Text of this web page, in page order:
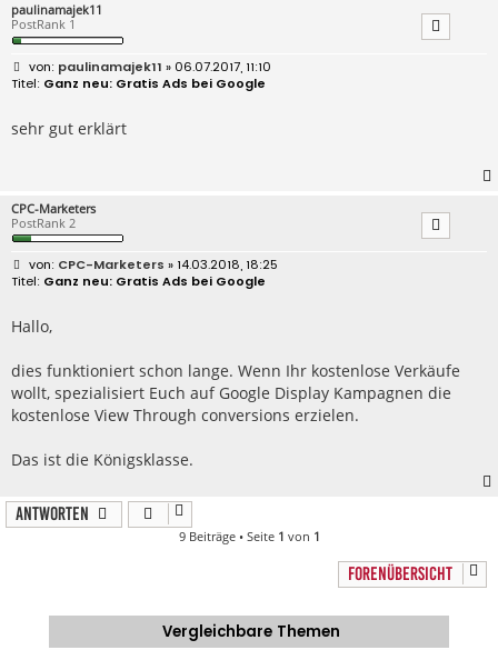
paulinamajek11
PostRank 1
B
e
r
a
paulinamajek11 » 06.07.2017, 11:10
Ganz neu: Gratis Ads bei Google
sehr gut erklärt
CPC-Marketers
PostRank 2
B
e
r
a
CPC-Marketers » 14.03.2018, 18:25
Ganz neu: Gratis Ads bei Google
Hallo,
dies funktioniert schon lange. Wenn Ihr kostenlose Verkäufe
wollt, spezialisiert Euch auf Google Display Kampagnen die
kostenlose View Through conversions erzielen.
Das ist die Königsklasse.
Antworten
9 Beiträge • Seite 1 von 1
FORENÜBERSICHT
Vergleichbare Themen